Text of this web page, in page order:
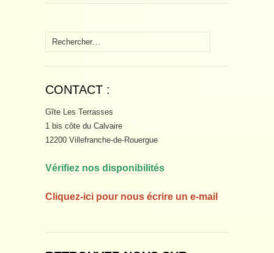
Rechercher :
CONTACT :
Gîte Les Terrasses
1 bis côte du Calvaire
12200 Villefranche-de-Rouergue
Vérifiez nos disponibilités
Cliquez-ici pour nous écrire un e-mail